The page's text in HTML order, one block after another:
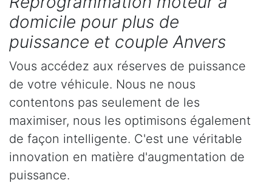
domicile pour plus de
puissance et couple Anvers
Vous accédez aux réserves de puissance
de votre véhicule. Nous ne nous
contentons pas seulement de les
maximiser, nous les optimisons également
de façon intelligente. C'est une véritable
innovation en matière d'augmentation de
puissance.